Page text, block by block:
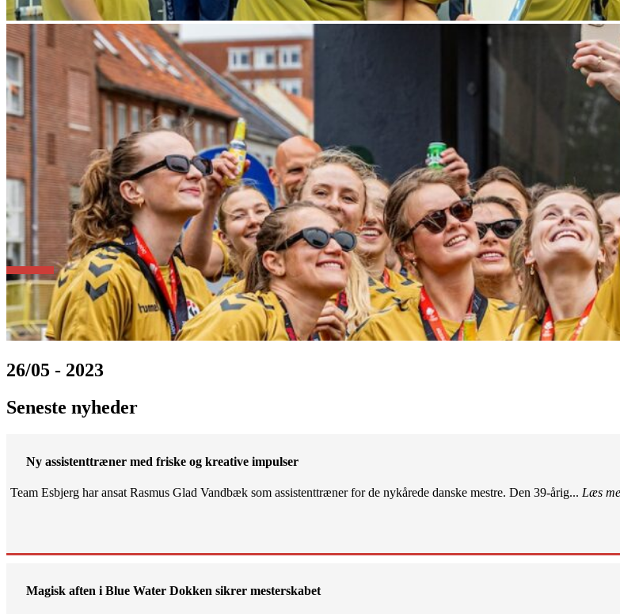
26/05 - 2023
Seneste nyheder
Ny assistenttræner med friske og kreative impulser
Team Esbjerg har ansat Rasmus Glad Vandbæk som assistenttræner for de nykårede danske mestre. Den 39-årig... Læs
Magisk aften i Blue Water Dokken sikrer mesterskabet